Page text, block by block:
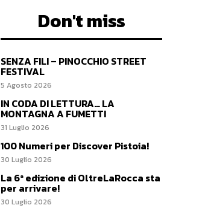
Don't miss
SENZA FILI – PINOCCHIO STREET
FESTIVAL
5 Agosto 2026
IN CODA DI LETTURA… LA
MONTAGNA A FUMETTI
31 Luglio 2026
100 Numeri per Discover Pistoia!
30 Luglio 2026
La 6ª edizione di OltreLaRocca sta
per arrivare!
30 Luglio 2026